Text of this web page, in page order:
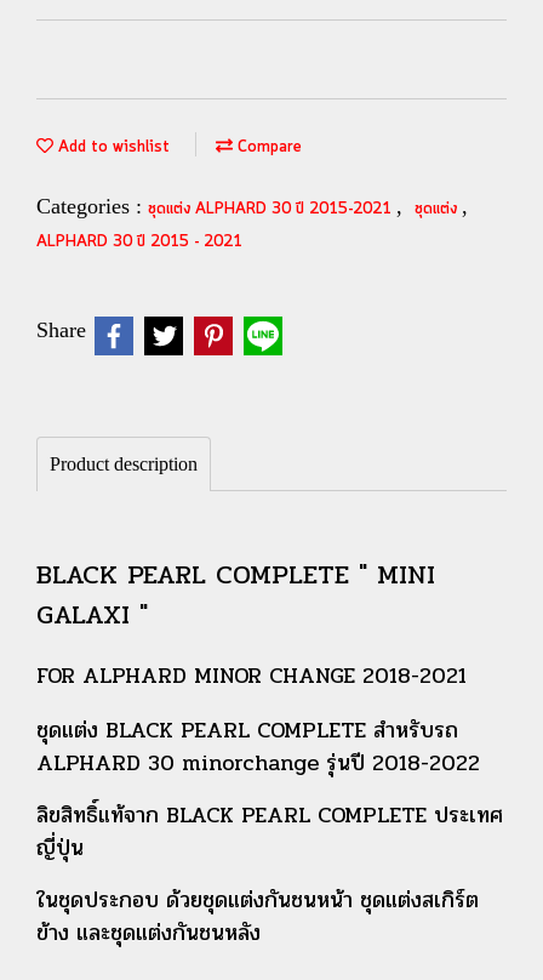
Add to wishlist Compare
Categories : ชุดแต่ง ALPHARD 30 ปี 2015-2021 , ชุดแต่ง ,
ALPHARD 30 ปี 2015 - 2021
Share
Product description
BLACK PEARL COMPLETE " MINI
GALAXI "
FOR ALPHARD MINOR CHANGE 2018-2021
ชุดแต่ง BLACK PEARL COMPLETE สำหรับรถ
ALPHARD 30 minorchange รุ่นปี 2018-2022
ลิขสิทธิ์แท้จาก BLACK PEARL COMPLETE ประเทศ
ญี่ปุ่น
ในชุดประกอบ ด้วยชุดแต่งกันชนหน้า ชุดแต่งสเกิร์ต
ข้าง และชุดแต่งกันชนหลัง